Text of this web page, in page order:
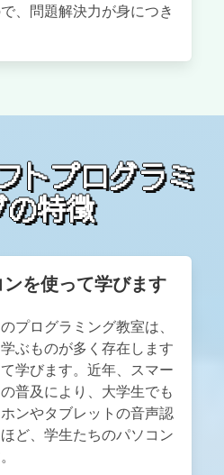
、問題解決力が身につき
トプログラミ
の特徴
ンを使って学びます
プログラミング教室は、
ぶものが多く存在します
学びます。近年、スマー
普及により、大学生でも
ンやタブレットの音声認
ど、学生たちのパソコン